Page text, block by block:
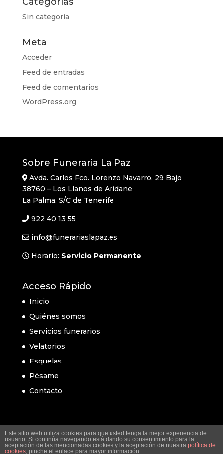
Sin categoría
Meta
Acceder
Feed de entradas
Feed de comentarios
WordPress.org
Sobre Funeraria La Paz
Avda. Carlos Fco. Lorenzo Navarro, 29 Bajo
38760 – Los Llanos de Aridane
La Palma. S/C de Tenerife
922 40 13 55
info@funerariaslapaz.es
Horario: Servicio Permanente
Acceso Rápido
Inicio
Quiénes somos
Servicios funerarios
Velatorios
Esquelas
Pésame
Contacto
Este sitio web utiliza cookies para que usted tenga la mejor experiencia de
usuario. Si continúa navegando está dando su consentimiento para la
aceptación de las mencionadas cookies y la aceptación de nuestra política de
cookies, pinche el enlace para mayor información.